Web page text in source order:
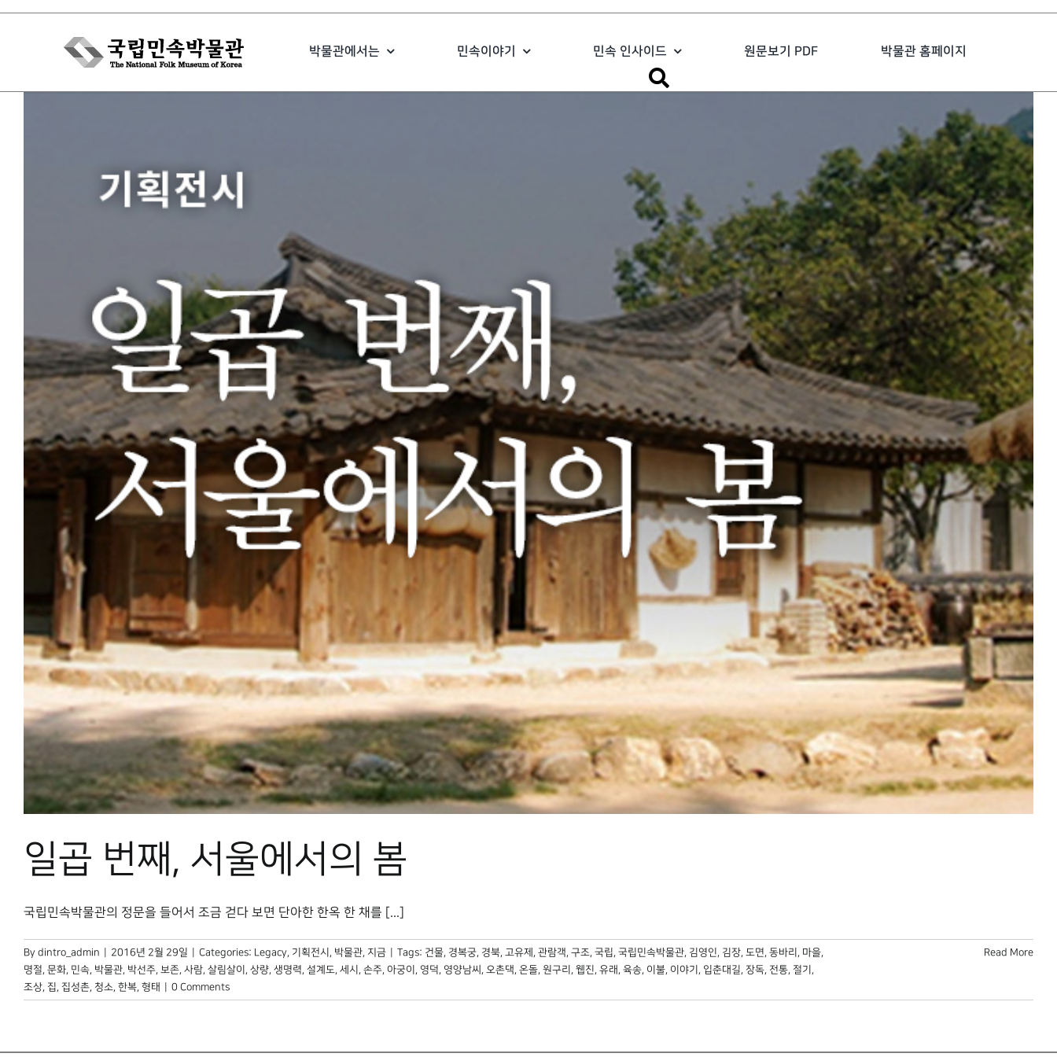
Skip
박물관에서는 민속이야기 민속 인사이드 원문보기 PDF 박물관 홈페이지
일곱 번째, 서울에서의 봄
국립민속박물관의 정문을 들어서 조금 걷다 보면 단아한 한옥 한 채를 [...]
By dintro_admin 2016년 2월 29일 Categories: Legacy, 기획전시 , 박물관, 지금 Tags: 건물, 경복궁, 경북, 고유제 , 관람객, 구조, 국립, 국립민속박물관, 김영인, 김장, 도면, 동바리 , 마을,
명절, 문화, 민속, 박물관, 박선주, 보존, 사람, 살림살이 , 상량, 생명력, 설계도, 세시 , 손주, 아궁이 , 영덕, 영양남씨 , 오촌댁, 온돌, 원구리 , 웹진, 유래 , 육송, 이불, 이야기 , 입춘대길, 장독, 전통, 절기 ,
조상, 집, 집성촌, 청소, 한복, 형태 0 Comments
Read More